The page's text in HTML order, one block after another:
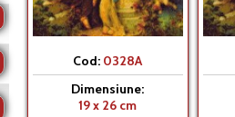
Cod: 0328A
Dimensiune:
19 x 26 cm